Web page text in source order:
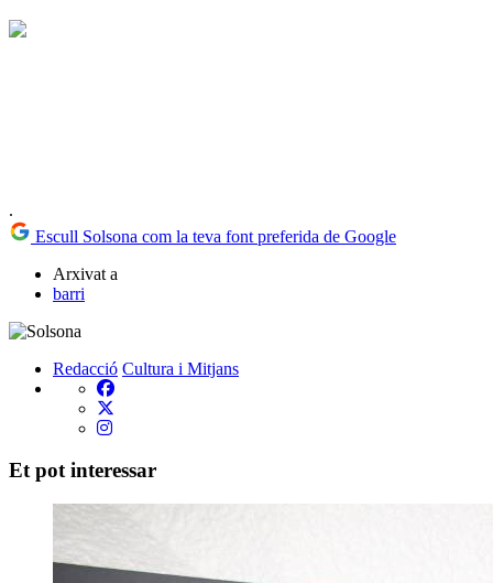
.
Escull Solsona com la teva font preferida de Google
Arxivat a
barri
Redacció Cultura i Mitjans
Et pot interessar